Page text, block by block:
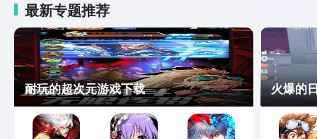
程涵盖：升职加薪、变美变瘦、人文社
科、精致女性成长、家庭亲子教育、生活
美学、高效成长等各领域，全方位提升个
人品质。 - 升职加薪：创意PPT制作、
Excel快速学习、Word进阶、PS教学、保
险理财课、销售培训课等； - 变美变瘦：
懒人瘦身课、衣品穿搭课、护肤课、每日
瑜伽课、维密健身课、美颜化妆课等； -
人文社科：蒋勋讲红楼梦、怪才解读曾国
最新专题推荐
耐玩的超次元游戏下载 火爆的